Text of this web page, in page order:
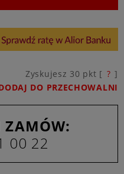
Zyskujesz 30 pkt [ ? ]
DO PRZECHOWALNI
00 22